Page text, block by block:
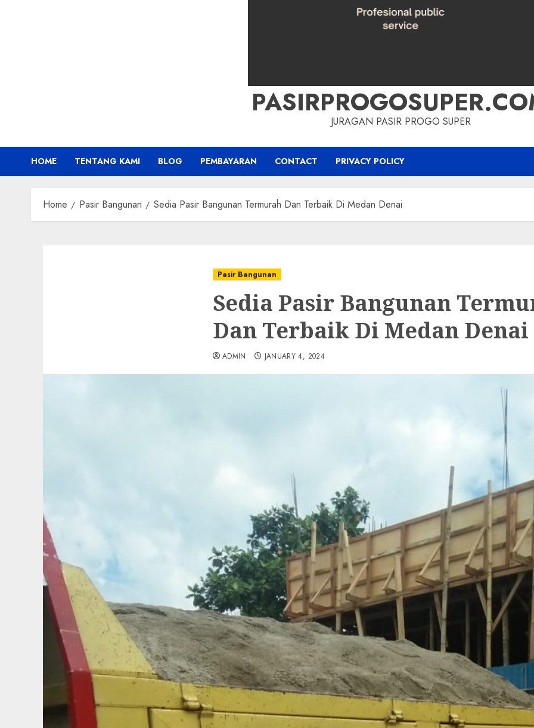
JURAGAN PASIR PROGO SUPER
HOME TENTANG KAMI BLOG PEMBAYARAN CONTACT PRIVACY POLICY
Home Pasir Bangunan Sedia Pasir Bangunan Termurah Dan Terbaik Di Medan Denai
Pasir Bangunan
Sedia Pasir Bangunan
Dan Terbaik Di Medan Denai
ADMIN JANUARY 4, 2024